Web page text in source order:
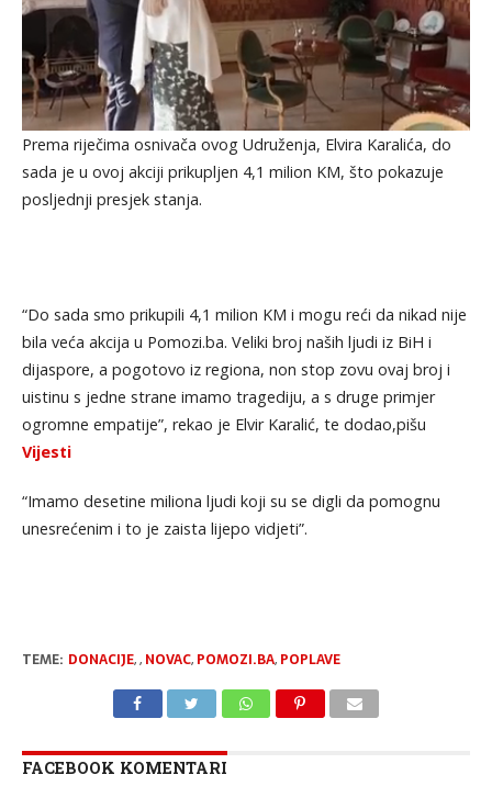
Prema riječima osnivača ovog Udruženja, Elvira Karalića, do
sada je u ovoj akciji prikupljen 4,1 milion KM, što pokazuje
posljednji presjek stanja.
“Do sada smo prikupili 4,1 milion KM i mogu reći da nikad nije
bila veća akcija u Pomozi.ba. Veliki broj naših ljudi iz BiH i
dijaspore, a pogotovo iz regiona, non stop zovu ovaj broj i
uistinu s jedne strane imamo tragediju, a s druge primjer
ogromne empatije”, rekao je Elvir Karalić, te dodao,pišu
Vijesti
“Imamo desetine miliona ljudi koji su se digli da pomognu
unesrećenim i to je zaista lijepo vidjeti”.
TEME: DONACIJE,, NOVAC, POMOZI.BA, POPLAVE
FACEBOOK KOMENTARI